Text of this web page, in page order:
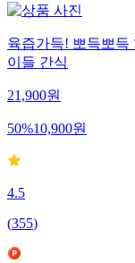
육즙가득! 뽀득뽀득
이들 간식
21,900원
50%10,900원
4.5
(355)